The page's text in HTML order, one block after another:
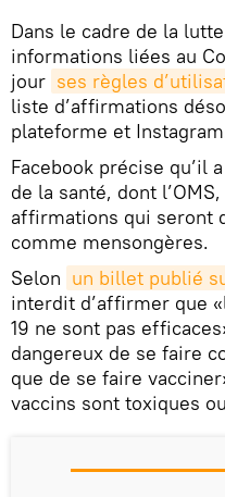
Dans le cadre de la
informations liées au
jour ses règles
liste d’affirmations
plateforme et
Facebook précise qu’il
de la santé, dont
affirmations qui seront
comme mensongères.
Selon un billet publié
interdit d’affirmer que
19 ne sont pas
dangereux de se faire
que de se faire
vaccins sont toxiques